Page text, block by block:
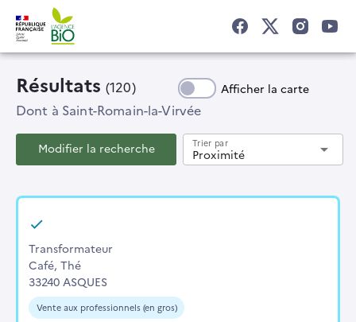
Résultats (120) Afficher la carte
Dont à Saint-Romain-la-Virvée
Modifier la recherche Proximité
Trier par arrow_drop_down
Transformateur
Café, Thé
33240 ASQUES
Vente aux professionnels (en gros)